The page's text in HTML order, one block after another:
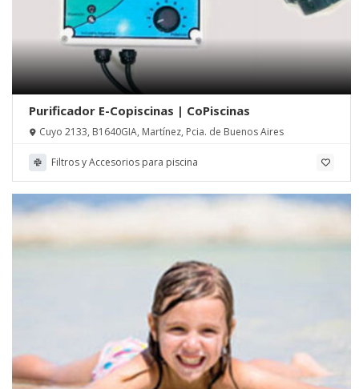
Purificador E-Copiscinas | CoPiscinas
Cuyo 2133, B1640GIA, Martínez, Pcia. de Buenos Aires
Filtros y Accesorios para piscina